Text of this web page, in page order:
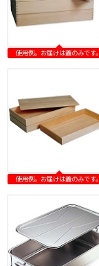
使用例。お届けは蓋のみです。
使用例。お届けは蓋のみです。